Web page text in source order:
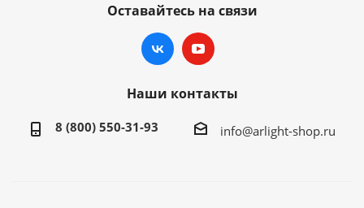
Оставайтесь на связи
Наши контакты
8 (800) 550-31-93 info@arlight-shop.ru